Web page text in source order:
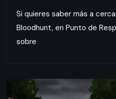
Si quieres saber más a
Bloodhunt, en Punto de
sobre